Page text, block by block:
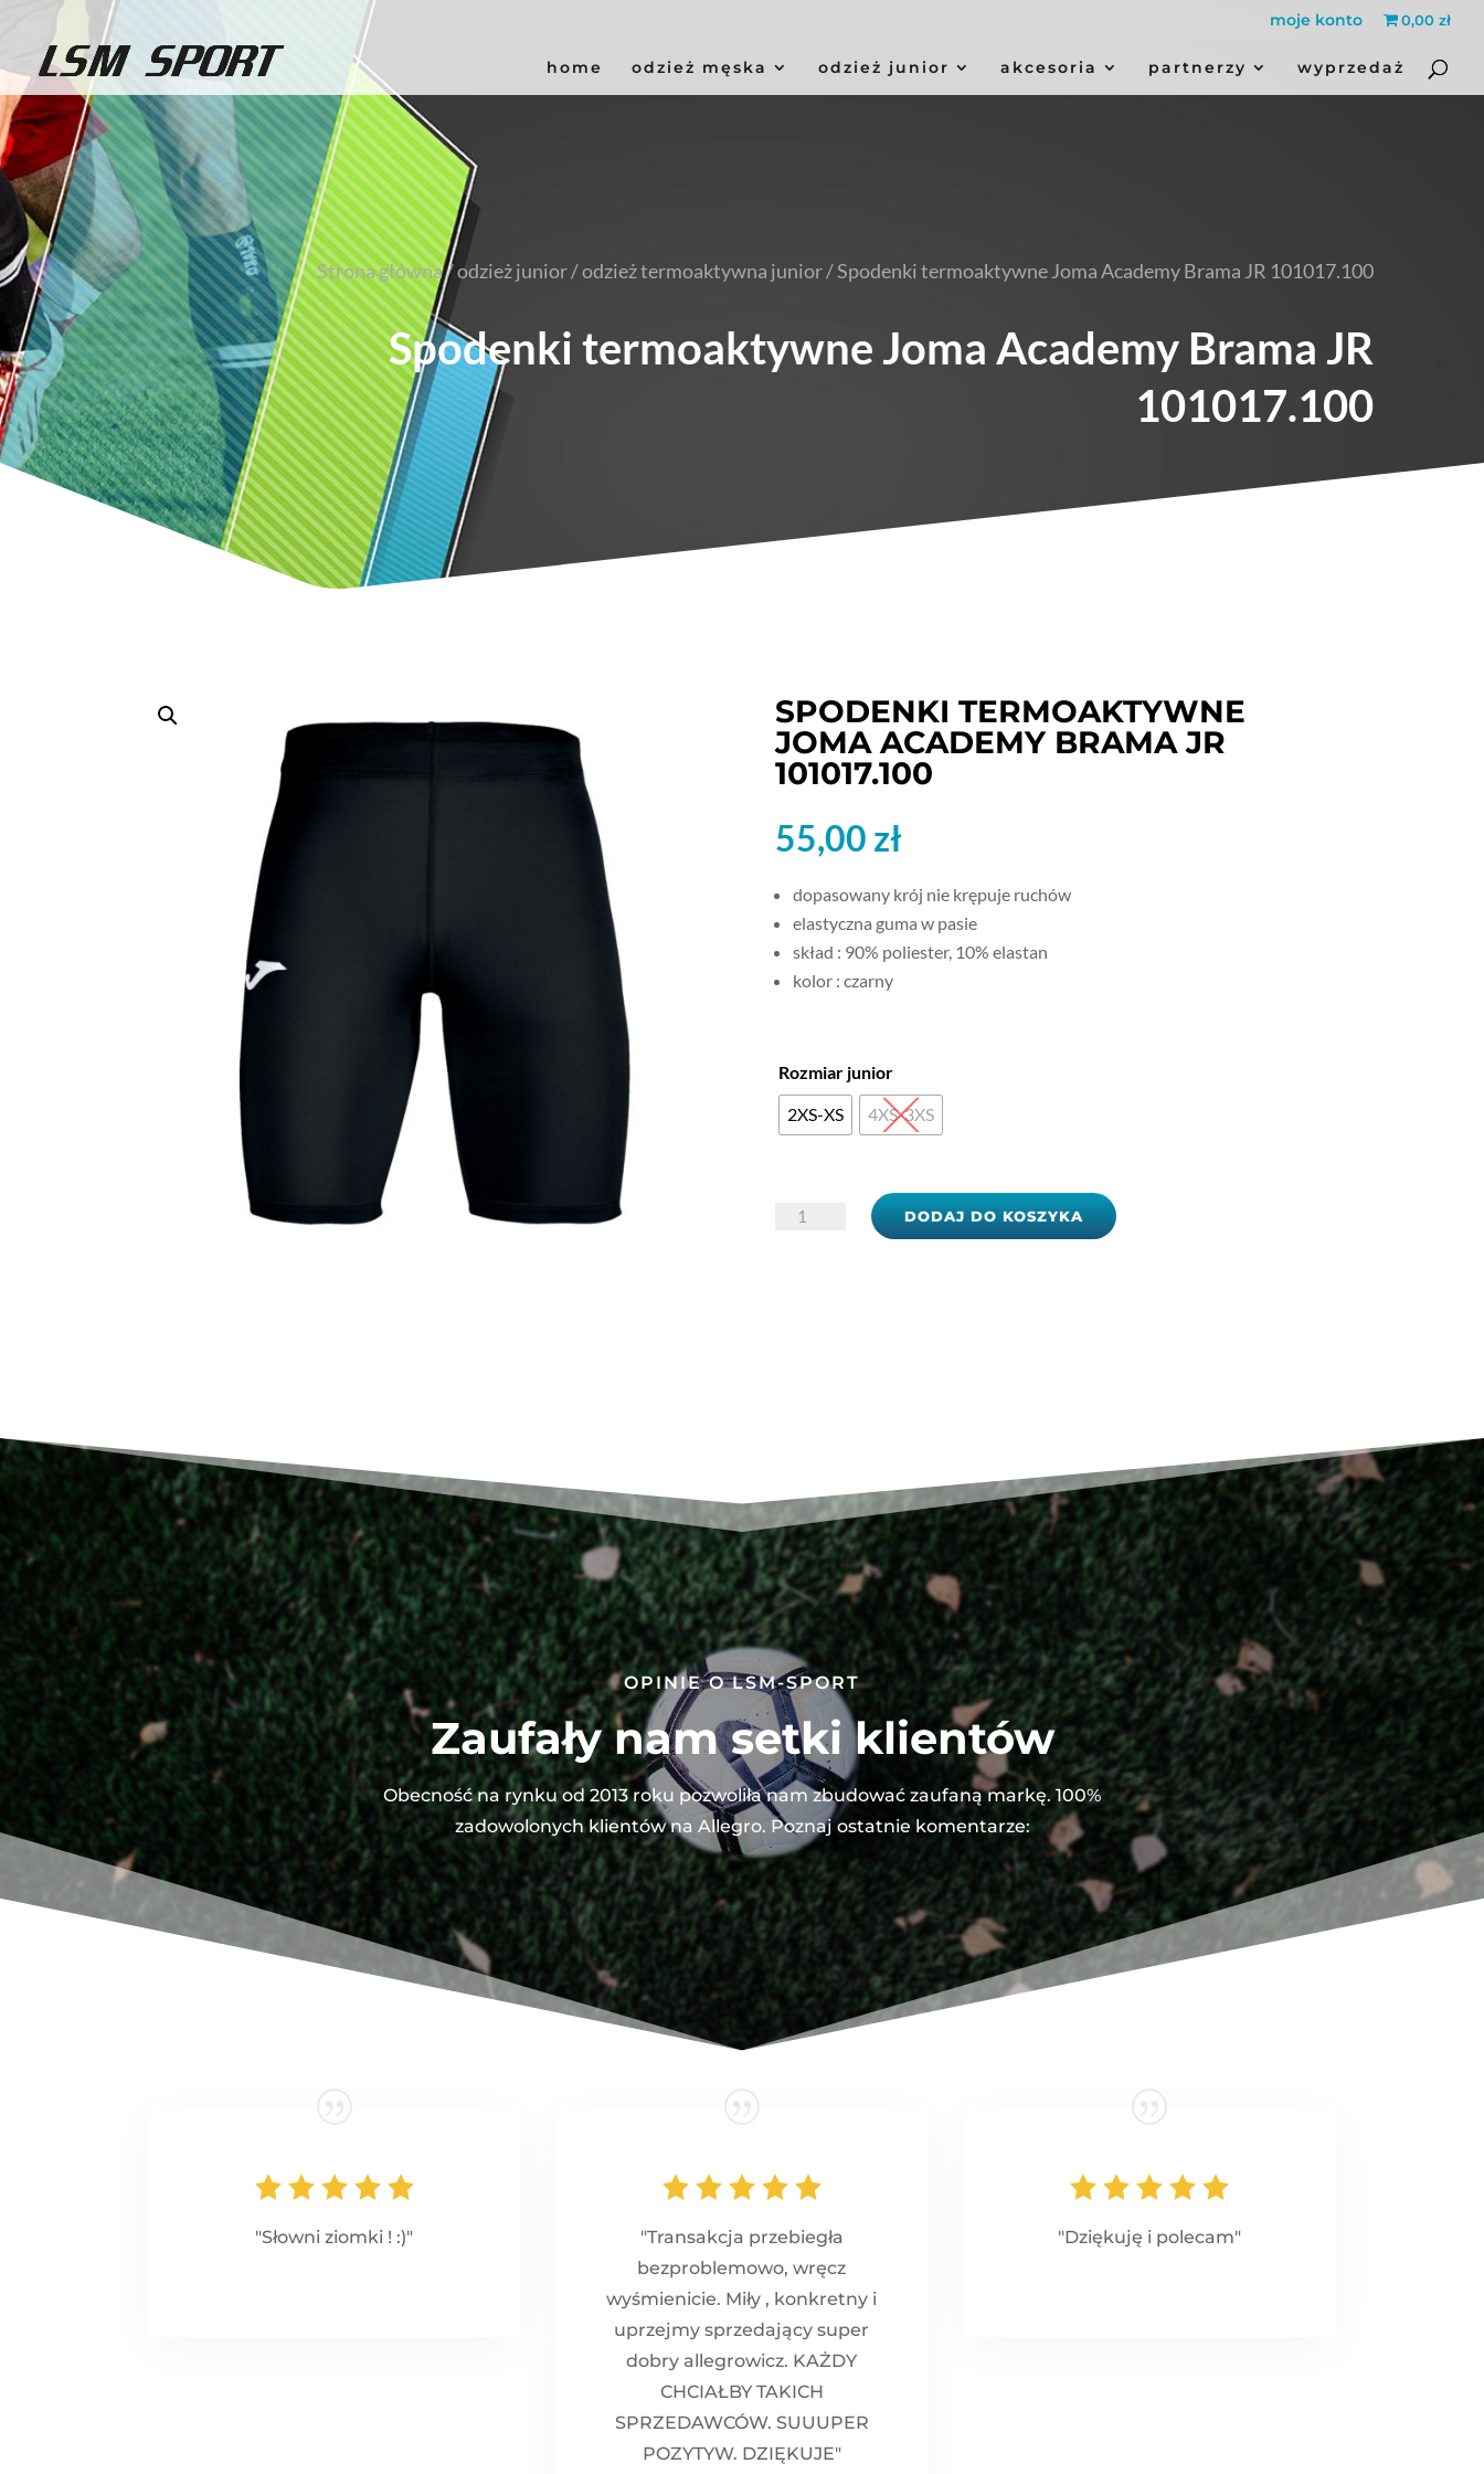
moje konto 0,00 zł
home odzież męska odzież junior akcesoria partnerzy wyprzedaż
Strona główna/odzież junior/odzież termoaktywna junior/ Spodenki termoaktywne Joma Academy Brama JR 101017.100
Spodenki termoaktywne Joma Academy Brama JR
101017.100
SPODENKI TERMOAKTYWNE
JOMA ACADEMY BRAMA JR
101017.100
55,00 zł
dopasowany krój nie krępuje ruchów
elastyczna guma w pasie
skład : 90% poliester, 10% elastan
kolor : czarny
Rozmiar junior
2XS-XS 4XS-3XS
ilość
DODAJ DO KOSZYKA
OPINIE O LSM-SPORT
Zaufały nam setki klientów
Obecność na rynku od 2013 roku pozwoliła nam zbudować zaufaną markę. 100%
zadowolonych klientów na Allegro. Poznaj ostatnie komentarze:
"Słowni ziomki ! :)"
"Transakcja przebiegła
bezproblemowo, wręcz
wyśmienicie. Miły , konkretny i
uprzejmy sprzedający super
dobry allegrowicz. KAŻDY
CHCIAŁBY TAKICH
SPRZEDAWCÓW. SUUUPER
POZYTYW. DZIĘKUJE"
"Dziękuję i polecam"